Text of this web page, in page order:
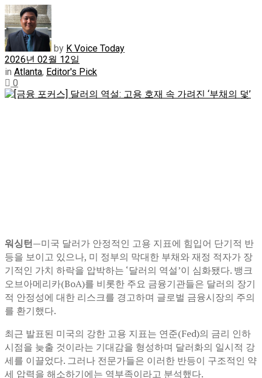
by K Voice Today
2026년 02월 12일
in Atlanta, Editor's Pick
0
워싱턴—미국 달러가 안정적인 고용 지표에 힘입어 단기적 반
등을 보이고 있으나, 미 정부의 막대한 부채와 재정 적자가 장
기적인 가치 하락을 압박하는 ‘달러의 역설’이 심화됐다. 뱅크
오브아메리카(BoA)를 비롯한 주요 금융기관들은 달러의 장기
적 안정성에 대한 리스크를 경고하며 글로벌 금융시장의 주의
를 환기했다.
최근 발표된 미국의 강한 고용 지표는 연준(Fed)의 금리 인하
시점을 늦출 것이라는 기대감을 형성하며 달러화의 일시적 강
세를 이끌었다. 그러나 전문가들은 이러한 반등이 구조적인 약
세 압력을 해소하기에는 역부족이라고 분석했다.